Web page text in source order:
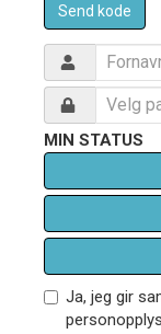
Send kode
MIN STATUS
Ja, jeg gir